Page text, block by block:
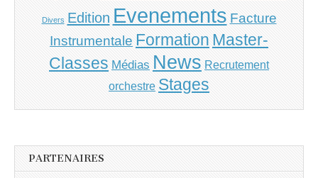
Divers Edition Evenements Facture
Instrumentale Formation Master-
Classes Médias News Recrutement
orchestre Stages
PARTENAIRES